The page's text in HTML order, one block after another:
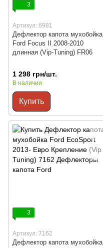
3
Артикул: 6981
Дефлектор капота мухобойка
Ford Focus II 2008-2010
длинная (Vip-Tuning) FR06
1 298 грн/шт.
В наличии
Купить
3
Артикул: 7162
Дефлектор капота мухобойка